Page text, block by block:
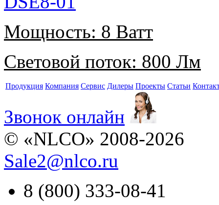
Мощность: 8 Ватт
Световой поток: 800 Лм
Продукция Компания Сервис Дилеры Проекты Статьи
Звонок онлайн
© «NLCO» 2008-2026
Sale2@nlco.ru
8 (800) 333-08-41